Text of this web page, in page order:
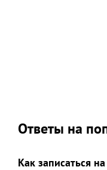
Ответы на
Как записаться